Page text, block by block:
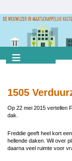
naar
gaan
1505
Op 22 mei 2015 vertellen
dak.
Freddie geeft heel kort
hellende daken. Wil over
daarna veel ruimte voor